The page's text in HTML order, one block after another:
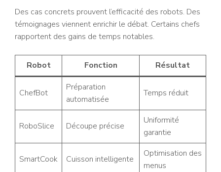
Des cas concrets prouvent l’efficacité des robots. Des
témoignages viennent enrichir le débat. Certains chefs
rapportent des gains de temps notables.
Robot Fonction Résultat
ChefBot
Préparation
automatisée
Temps réduit
RoboSlice Découpe précise
Uniformité
garantie
SmartCook Cuisson intelligente
Optimisation des
menus